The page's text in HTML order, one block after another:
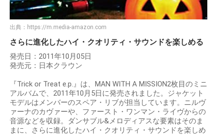
出典： https://m.media-amazon.com
さらに進化したハイ・クオリティ・サウンドを楽しめる
発売日：2011年10月05日
発売元：日本クラウン
『Trick or Treat e.p.』は、MAN WITH A MISSION2枚目のミニ
アルバムで、2011年10月5日に発売されました。ジャケット
モデルはメンバーのスペア・リブが担当しています。ニルヴ
ァーナのカヴァーや、ファースト・ワンマン・ライヴからの
音源などを収録。ダンサブル&メロディアスな要素はそのま
まに、さらに進化したハイ・クオリティ・サウンドを楽しめ